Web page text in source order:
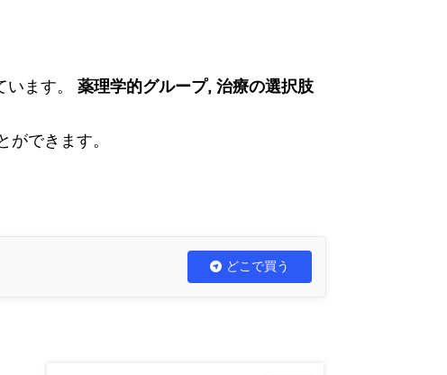
います。
薬理学的グループ, 治療の選択肢
ができます。
どこで買う